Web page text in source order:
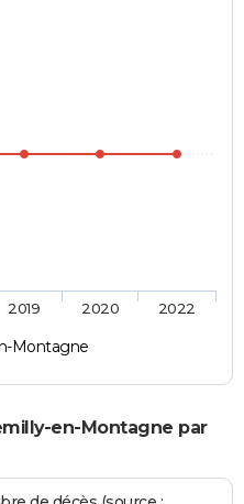
Montagne
2019 2020 2022
en-Montagne par